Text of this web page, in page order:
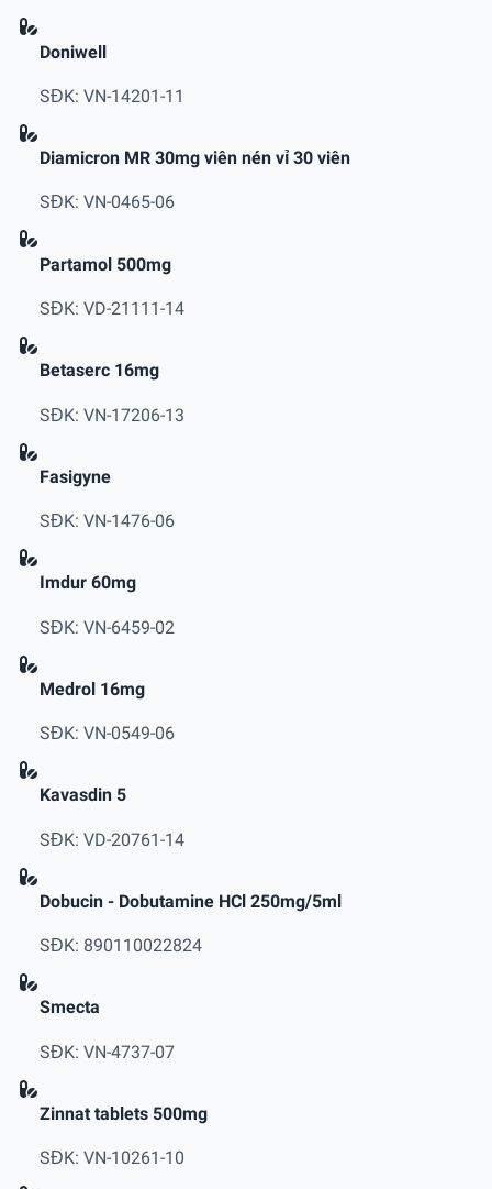
Doniwell
SĐK: VN-14201-11
Diamicron MR 30mg viên nén vỉ 30 viên
SĐK: VN-0465-06
Partamol 500mg
SĐK: VD-21111-14
Betaserc 16mg
SĐK: VN-17206-13
Fasigyne
SĐK: VN-1476-06
Imdur 60mg
SĐK: VN-6459-02
Medrol 16mg
SĐK: VN-0549-06
Kavasdin 5
SĐK: VD-20761-14
Dobucin - Dobutamine HCl 250mg/5ml
SĐK: 890110022824
Smecta
SĐK: VN-4737-07
Zinnat tablets 500mg
SĐK: VN-10261-10